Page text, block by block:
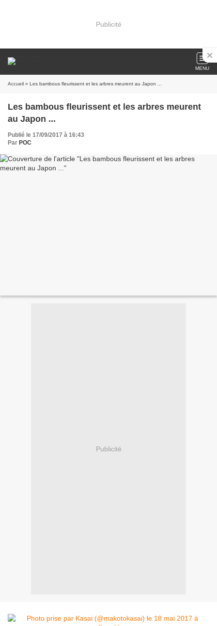
Publicité
MENU
Accueil » Les bambous fleurissent et les arbres meurent au Japon ...
Les bambous fleurissent et les arbres meurent
au Japon ...
Publié le 17/09/2017 à 16:43
Par POC
Publicité